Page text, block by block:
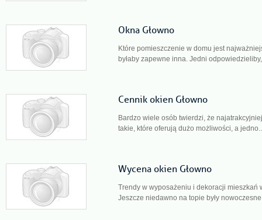
Okna Głowno
Które pomieszczenie w domu jest
byłaby zapewne inna. Jedni
Cennik okien Głowno
Bardzo wiele osób twierdzi, że
takie, które oferują dużo możliwości, a
Wycena okien Głowno
Trendy w wyposażeniu i dekoracji mieszkań
Jeszcze niedawno na topie były